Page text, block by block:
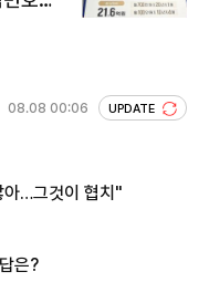
08.08 00:06 UPDATE
…그것이 협치"
은?